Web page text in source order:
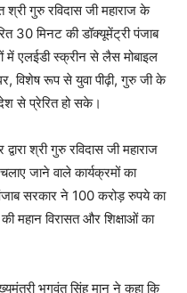
गुरु रविदास जी महाराज के
30 मिनट की डॉक्यूमेंट्री पंजाब
एलईडी स्क्रीन से लैस मोबाइल
विशेष रूप से युवा पीढ़ी, गुरु जी के
से प्रेरित हो सके।
श्री गुरु रविदास जी महाराज
जाने वाले कार्यक्रमों का
सरकार ने 100 करोड़ रुपये का
महान विरासत और शिक्षाओं का
भगवंत सिंह मान ने कहा कि